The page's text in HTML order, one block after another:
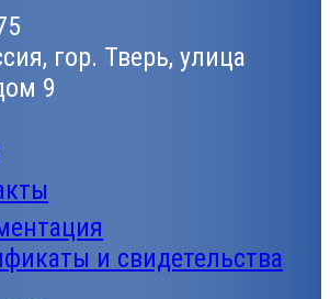
гор. Тверь, улица
9
и свидетельства